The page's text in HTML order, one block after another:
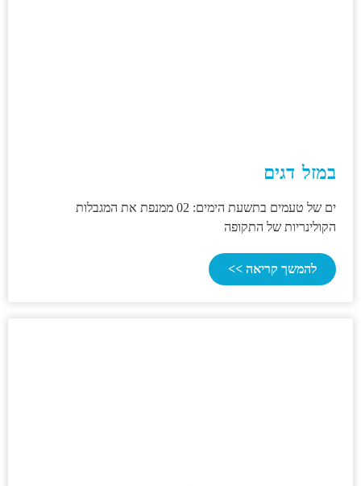
במזל דגים
ים של טעמים בתשעת הימים: 02 ממנפת את המגבלות
הקולינריות של התקופה
להמשך קריאה >>